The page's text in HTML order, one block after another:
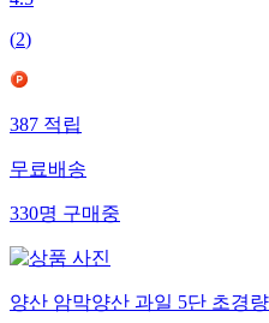
(2)
387적립
무료배송
330명구매중
양산 암막양산 과일 5단 초경